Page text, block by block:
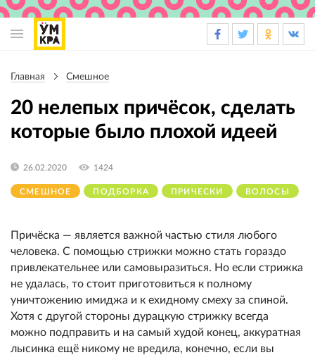
навигации
Главная Смешное
20 нелепых причёсок, сделать
которые было плохой идеей
СМЕШНОЕ ПОДБОРКА ПРИЧЕСКИ ВОЛОСЫ
26.02.2020 1424
Причёска — является важной частью стиля любого
человека. С помощью стрижки можно стать гораздо
привлекательнее или самовыразиться. Но если стрижка
не удалась, то стоит приготовиться к полному
уничтожению имиджа и к ехидному смеху за спиной.
Хотя с другой стороны дурацкую стрижку всегда
можно подправить и на самый худой конец, аккуратная
лысинка ещё никому не вредила, конечно, если вы